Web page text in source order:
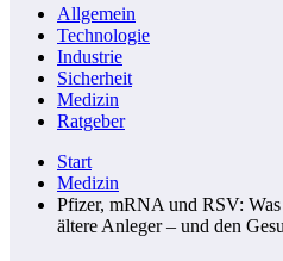
Allgemein
Technologie
Industrie
Sicherheit
Medizin
Ratgeber
Start
Medizin
Pfizer, mRNA und RSV:
ältere Anleger – und den